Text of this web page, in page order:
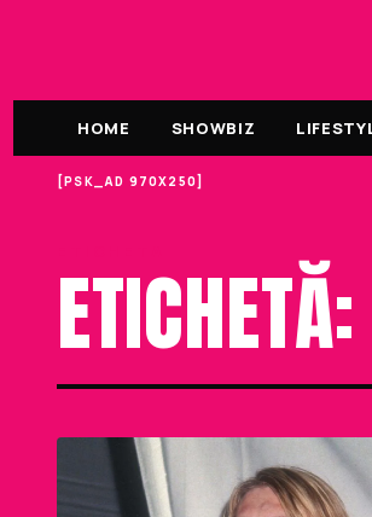
HOME SHOWBIZ
[PSK_AD 970X250]